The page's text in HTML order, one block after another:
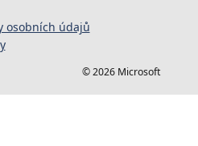
osobních údajů
© 2026 Microsoft